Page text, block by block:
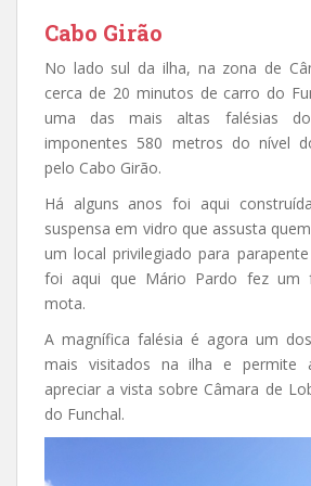
Cabo Girão
No lado sul da ilha, na zona de
cerca de 20 minutos de carro do
uma das mais altas falésias
imponentes 580 metros do nível
pelo Cabo Girão.
Há alguns anos foi aqui
suspensa em vidro que assusta
um local privilegiado para
foi aqui que Mário Pardo fez um
mota.
A magnífica falésia é agora um
mais visitados na ilha e permite
apreciar a vista sobre Câmara de
do Funchal.